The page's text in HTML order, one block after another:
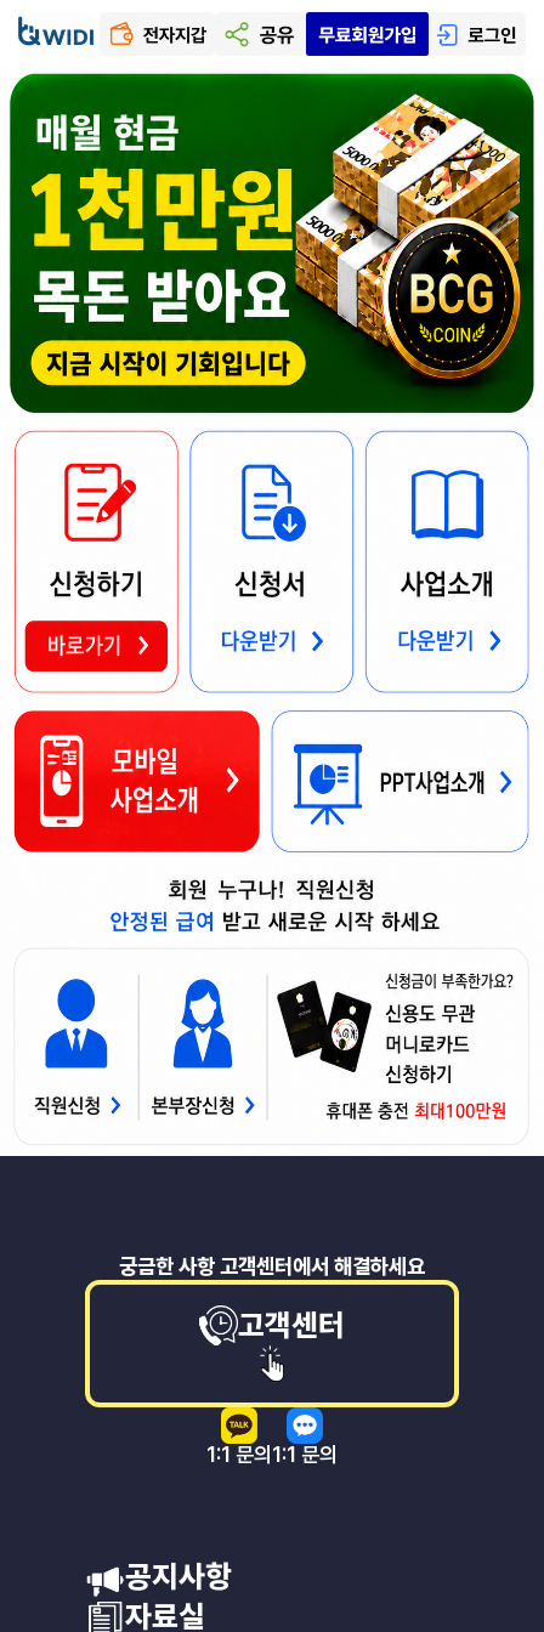
궁금한 사항 고객센터에서 해결하세요
고객센터
1:1 문의 1:1 문의
공지사항
자료실